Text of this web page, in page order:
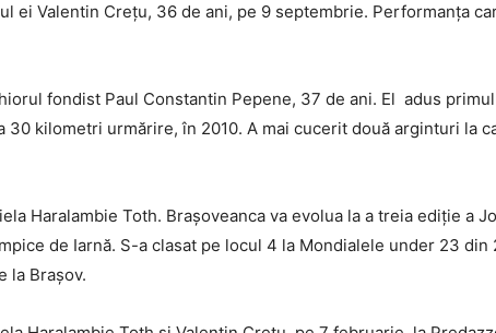
ei Valentin Crețu, 36 de ani, pe 9 septembrie. Performanța
fondist Paul Constantin Pepene, 37 de ani. El adus
30 kilometri urmărire, în 2010. A mai cucerit două arginturi la
Haralambie Toth. Brașoveanca va evolua la a treia ediție
de Iarnă. S-a clasat pe locul 4 la Mondialele under 23 din
la Brașov.